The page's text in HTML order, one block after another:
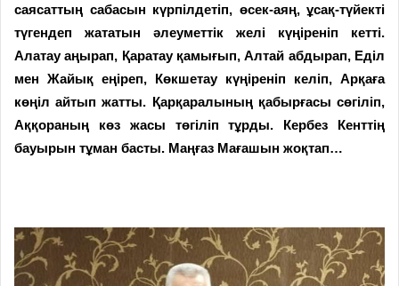
саясаттың сабасын күрпілдетіп, өсек-аяң, ұсақ-түйекті
түгендеп жататын әлеуметтік желі күңіреніп кетті.
Алатау аңырап, Қаратау қамығып, Алтай абдырап, Еділ
мен Жайық еңіреп, Көкшетау күңіреніп келіп, Арқаға
көңіл айтып жатты. Қарқаралының қабырғасы сөгіліп,
Аққораның көз жасы төгіліп тұрды. Кербез Кенттің
бауырын тұман басты. Маңғаз Мағашын жоқтап…